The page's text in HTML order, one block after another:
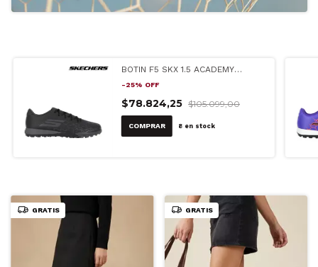
BOTIN F5 SKX 1.5 ACADEMY
-25% OFF
$78.824,25 $105.099,00
COMPRAR 8en stock
GRATIS GRATIS